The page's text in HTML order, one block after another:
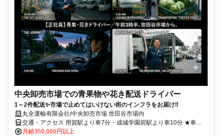
中央卸売市場での青果物や花き配送ドライバー
1～2件配送✨市場で止めてはいけない街のインフラをお届け‼
丸全運輸有限会社/中央卸売市場 世田谷市場内
交通・アクセス 用賀駅より車7分・成城学園前駅より車10分 ★車・
バイク通勤ＯＫ！
月給350,000円以上